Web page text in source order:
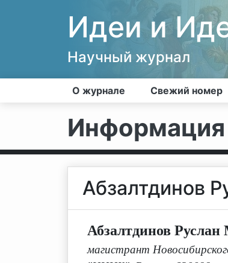
Идеи и
Научный журнал
О журнале Свежий номер
Информация
Абзалтдинов
Абзалтдинов
магистрант